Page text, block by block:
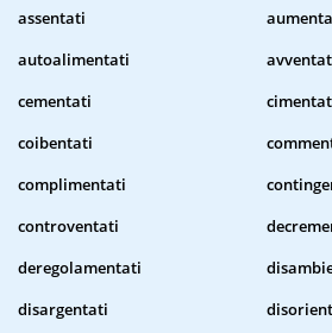
assentati
autoalimentati
cementati
coibentati
complimentati
controventati
deregolamentati
disargentati